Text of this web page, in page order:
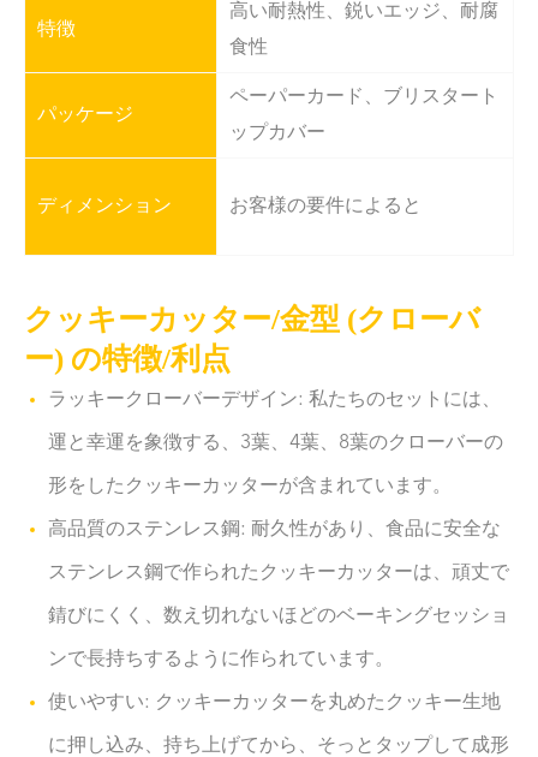
特徴
高い耐熱性、鋭いエッジ、耐腐
食性
パッケージ
ペーパーカード、ブリスタート
ップカバー
ディメンション お客様の要件によると
クッキーカッター/金型 (クローバ
ー) の特徴/利点
ラッキークローバーデザイン: 私たちのセットには、
運と幸運を象徴する、3葉、4葉、8葉のクローバーの
形をしたクッキーカッターが含まれています。
高品質のステンレス鋼: 耐久性があり、食品に安全な
ステンレス鋼で作られたクッキーカッターは、頑丈で
錆びにくく、数え切れないほどのベーキングセッショ
ンで長持ちするように作られています。
使いやすい: クッキーカッターを丸めたクッキー生地
に押し込み、持ち上げてから、そっとタップして成形